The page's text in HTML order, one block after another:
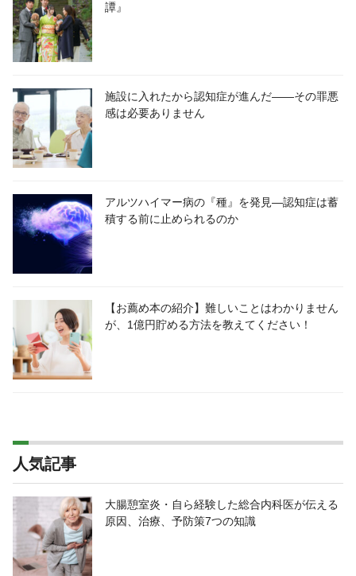
譚』
施設に入れたから認知症が進んだ――その罪悪
感は必要ありません
アルツハイマー病の『種』を発見―認知症は蓄
積する前に止められるのか
【お薦め本の紹介】難しいことはわかりません
が、1億円貯める方法を教えてください！
人気記事
大腸憩室炎・自ら経験した総合内科医が伝える
原因、治療、予防策7つの知識